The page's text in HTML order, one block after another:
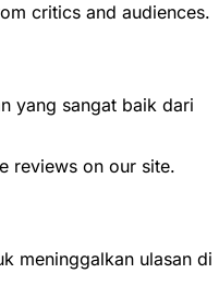
critics and audiences.
yang sangat baik dari
reviews on our site.
meninggalkan ulasan di